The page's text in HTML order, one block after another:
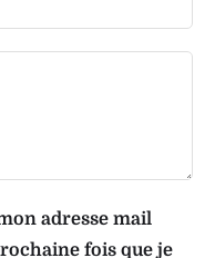
adresse mail
fois que je